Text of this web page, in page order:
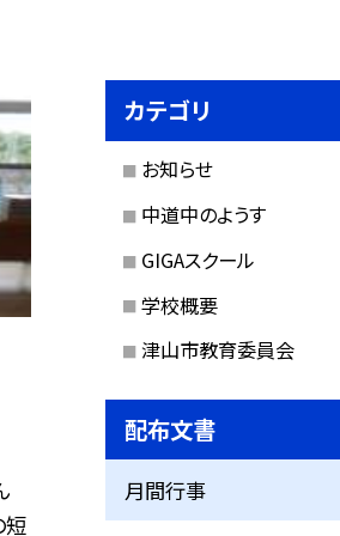
短
カテゴリ
お知らせ
中道中のようす
GIGAスクール
学校概要
津山市教育委員会
配布文書
月間行事